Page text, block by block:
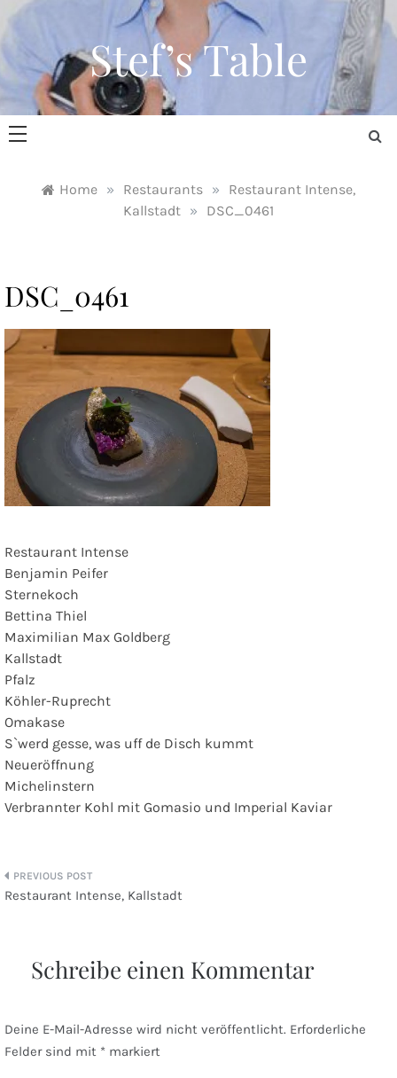
Skip
content
Stef’s Table
Home » Restaurants »
Restaurant Intense,
Kallstadt » DSC_0461
DSC_0461
Restaurant Intense
Benjamin Peifer
Sternekoch
Bettina Thiel
Maximilian Max Goldberg
Kallstadt
Pfalz
Köhler-Ruprecht
Omakase
S`werd gesse, was uff de Disch kummt
Neueröffnung
Michelinstern
Verbrannter Kohl mit Gomasio und Imperial Kaviar
Beitragsnavigation
Restaurant Intense, Kallstadt
Schreibe einen Kommentar
Deine E-Mail-Adresse wird nicht veröffentlicht. Erforderliche
Felder sind mit * markiert